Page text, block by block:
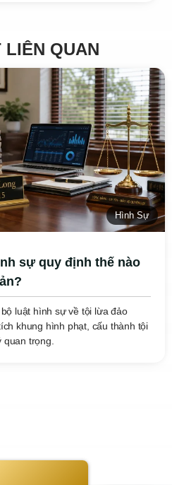
LIÊN QUAN
Hình Sự
sự quy định thế nào
luật hình sự về tội lừa đảo
khung hình phạt, cấu thành tội
trọng.